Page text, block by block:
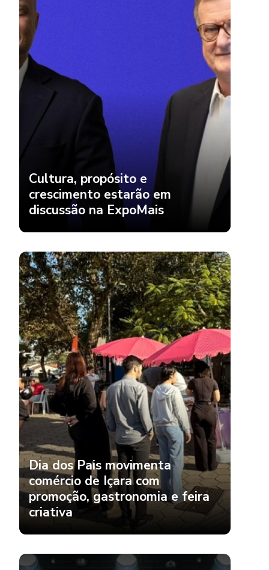
Cultura, propósito e
crescimento estarão em
discussão na ExpoMais
Dia dos Pais movimenta
comércio de Içara com
promoção, gastronomia e feira
criativa